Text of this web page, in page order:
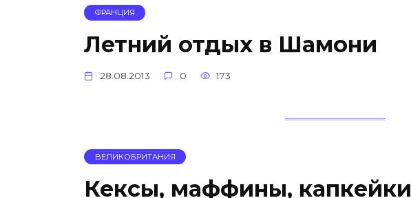
ФРАНЦИЯ
Летний отдых в Шамони
28.08.2013 0 173
ВЕЛИКОБРИТАНИЯ
Кексы, маффины,